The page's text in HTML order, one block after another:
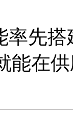
率先
能在